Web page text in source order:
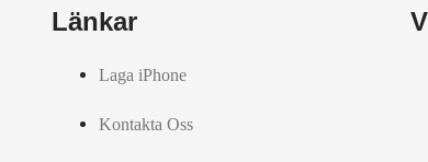
Länkar
Laga iPhone
Kontakta Oss